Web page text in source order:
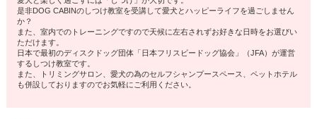
是非DOG CABINのしつけ教室を受講して愛犬とハッピーライフを過ごしません
か？
また、室内でのトレーニングですので天候に左右されずお好きな日時をお選びい
ただけます。
日本で最初のディスクドッグ団体「日本フリスビードッグ協会」（JFA）が運営
するしつけ教室です。
また、トリミングサロン、愛犬の為のセルフシャンプースペース、ペットホテル
も併設しておりますのでお気軽にご利用ください。